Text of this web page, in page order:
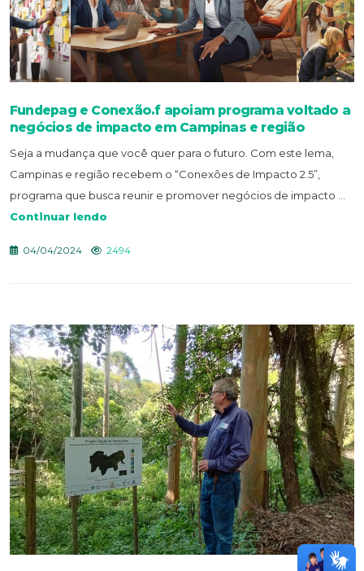
Fundepag e Conexão.f apoiam programa voltado a
negócios de impacto em Campinas e região
Seja a mudança que você quer para o futuro. Com este lema,
Campinas e região recebem o “Conexões de Impacto 2.5”,
programa que busca reunir e promover negócios de impacto ...
Continuar lendo
04/04/2024 2494